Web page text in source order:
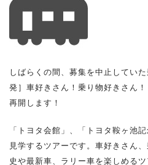
しばらくの間、募集を中止してい
発］車好きさん！乗り物好きさん
再開します！
「トヨタ会館」、「トヨタ鞍ヶ池
見学するツアーです。車好きさん
史や最新車、ラリー車を楽しめる